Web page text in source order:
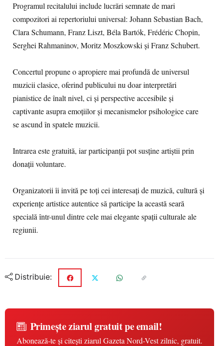
Programul recitalului include lucrări semnate de mari
compozitori ai repertoriului universal: Johann Sebastian Bach,
Clara Schumann, Franz Liszt, Béla Bartók, Frédéric Chopin,
Serghei Rahmaninov, Moritz Moszkowski și Franz Schubert.
Concertul propune o apropiere mai profundă de universul
muzicii clasice, oferind publicului nu doar interpretări
pianistice de înalt nivel, ci și perspective accesibile și
captivante asupra emoțiilor și mecanismelor psihologice care
se ascund în spatele muzicii.
Intrarea este gratuită, iar participanții pot susține artiștii prin
donații voluntare.
Organizatorii îi invită pe toți cei interesați de muzică, cultură și
experiențe artistice autentice să participe la această seară
specială într-unul dintre cele mai elegante spații culturale ale
regiunii.
Distribuie:
Primește ziarul gratuit pe email!
Abonează-te și citești ziarul Gazeta Nord-Vest zilnic, gratuit.